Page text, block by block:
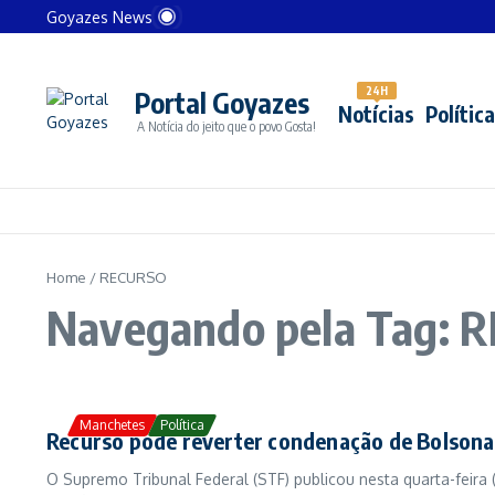
Ir para o conteúdo
Goyazes News
EUA detalham motivo de tarifa extra de 40%
Sapato de R$ 9,3 mil vira símbolo de confronto na
Portal Goyazes
A Notícia do jeito que o povo Gosta! Notícias
24H
Política
Home / RECURSO
Navegando pela Tag:
Manchetes Política
Recurso pode reverter condenação de
O Supremo Tribunal Federal (STF) publicou nesta quarta-feira